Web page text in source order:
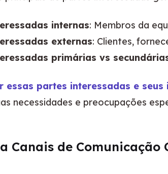
internas: Membros da
externas: Clientes,
primárias vs
essas partes interessadas e seus
necessidades e preocupações
Canais de Comunicação